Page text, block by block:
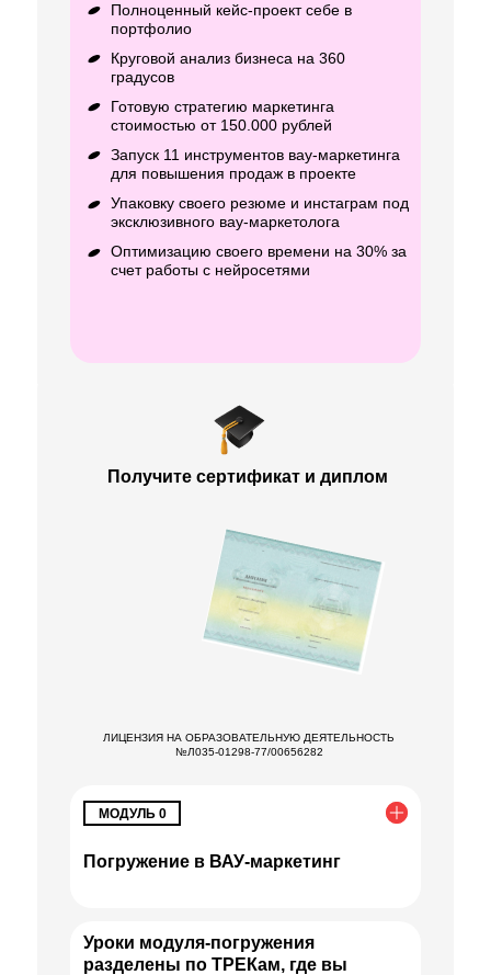
Полноценный кейс-проект себе в
портфолио
Круговой анализ бизнеса на 360
градусов
Готовую стратегию маркетинга
стоимостью от 150.000 рублей
Запуск 11 инструментов вау-маркетинга
для повышения продаж в проекте
Упаковку своего резюме и инстаграм под
эксклюзивного вау-маркетолога
Оптимизацию своего времени на 30% за
счет работы с нейросетями
Получите сертификат и диплом
ЛИЦЕНЗИЯ НА ОБРАЗОВАТЕЛЬНУЮ ДЕЯТЕЛЬНОСТЬ
№Л035-01298-77/00656282
Погружение в ВАУ-маркетинг
МОДУЛЬ 0
Уроки модуля-погружения
разделены по ТРЕКам, где вы